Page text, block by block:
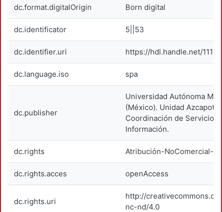
dc.format.digitalOrigin Born digital
dc.identificator 5||53
dc.identifier.uri https://hdl.handle.net/
dc.language.iso spa
dc.publisher
Universidad Autónoma
(México). Unidad
Coordinación de Servicios
Información.
dc.rights Atribución-NoComercial-
dc.rights.acces openAccess
dc.rights.uri
http://
nc-nd/4.0